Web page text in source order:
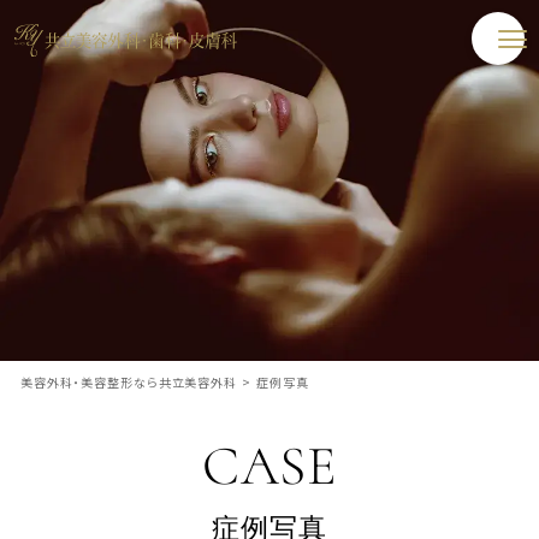
美容外科・美容整形なら共立美容外科 > 症例写真
CASE
症例写真